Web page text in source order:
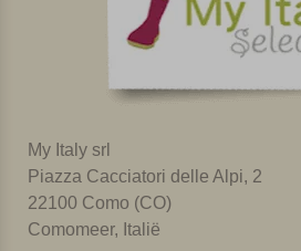
My Italy srl
Piazza Cacciatori delle Alpi, 2
22100 Como (CO)
Comomeer, Italië